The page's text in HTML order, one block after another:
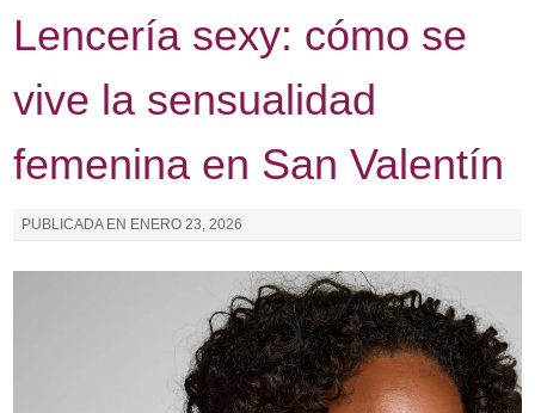
a
v
e
g
a
c
i
Lencería sexy: cómo se
vive la sensualidad
femenina en San Valentín
PUBLICADA EN ENERO 23, 2026